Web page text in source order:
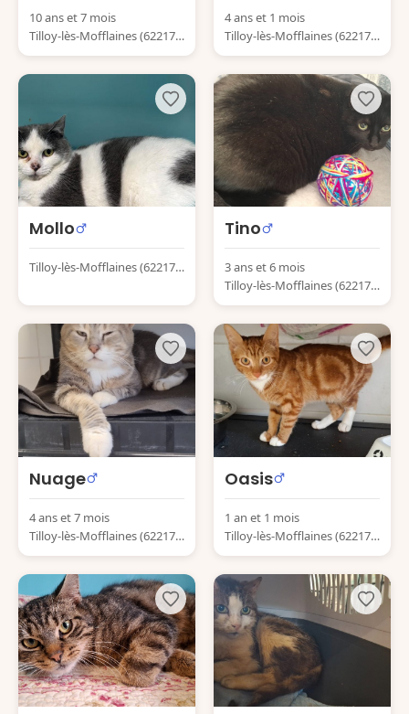
10 ans et 7 mois
Tilloy-lès-Mofflaines (62217)
France
4 ans et 1 mois
Tilloy-lès-Mofflaines (62217)
France
Mollo
Tilloy-lès-Mofflaines (62217)
Tino
3 ans et 6 mois
Tilloy-lès-Mofflaines (62217)
France
Nuage
4 ans et 7 mois
Tilloy-lès-Mofflaines (62217)
France
Oasis
1 an et 1 mois
Tilloy-lès-Mofflaines (62217)
France